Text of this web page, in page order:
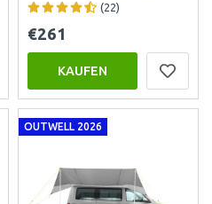
(22)
€261
KAUFEN
OUTWELL 2026